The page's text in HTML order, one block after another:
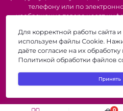
неповторимыми.
Высококачественные
материалы, чтобы наши
долгие годы.
Широкий выбор стилей:От
до современного
украшения на любой вкус и
Прекрасный подарок:
текстильными элементами -
для любимой женщины,
телефону или по
изображение товара носят
представленных в технической
Производители о
изменение внешнего вида,
товара, предварительно не
потребителей.
наличие необходимых
Для корректной работы сайта
используем файлы Cookie.
даёте согласие на их обработку
Политикой обработки файлов
Принять